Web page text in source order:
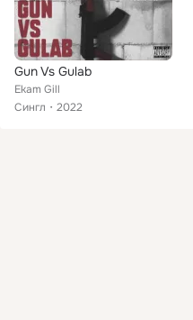
Gun Vs Gulab
Ekam Gill
Сингл
2022